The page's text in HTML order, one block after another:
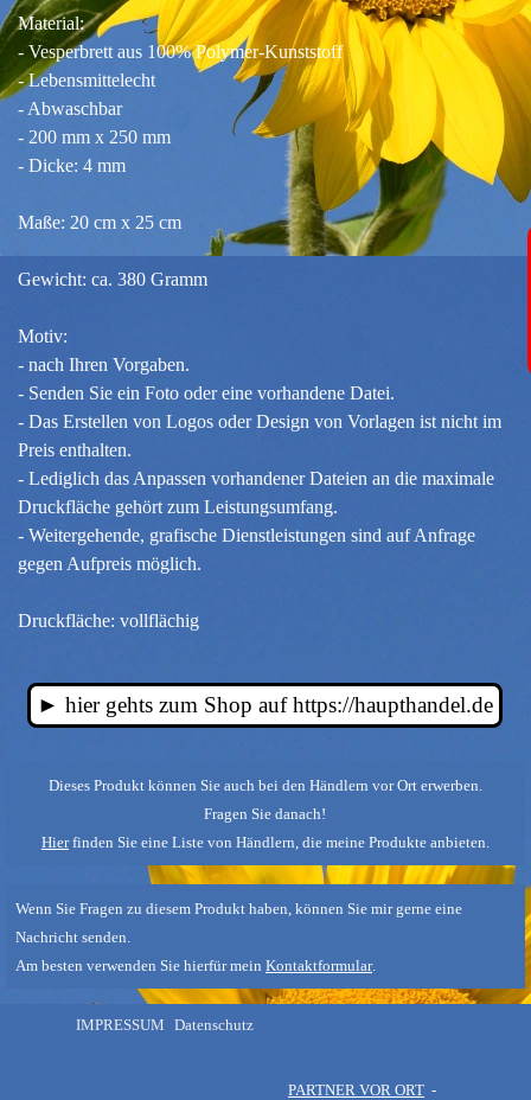
Material:
- Vesperbrett aus 100% Polymer-Kunststoff
- Lebensmittelecht
- Abwaschbar
- 200 mm x 250 mm
- Dicke: 4 mm
Maße: 20 cm x 25 cm
Gewicht: ca. 380 Gramm
Motiv:
- nach Ihren Vorgaben.
- Senden Sie ein Foto oder eine vorhandene Datei.
- Das Erstellen von Logos oder Design von Vorlagen ist nicht im
Preis enthalten.
- Lediglich das Anpassen vorhandener Dateien an die maximale
Druckfläche gehört zum Leistungsumfang.
- Weitergehende, grafische Dienstleistungen sind auf Anfrage
gegen Aufpreis möglich.
Druckfläche: vollflächig
► hier gehts zum Shop auf https://haupthandel.de
Dieses Produkt können Sie auch bei den Händlern vor Ort erwerben.
Fragen Sie danach!
Hierfinden Sie eine Liste von Händlern, die meine Produkte anbieten.
Wenn Sie Fragen zu diesem Produkt haben, können Sie mir gerne eine
Nachricht senden.
Am besten verwenden Sie hierfür mein Kontaktformular.
IMPRESSUM Datenschutz
PARTNER VOR ORT -